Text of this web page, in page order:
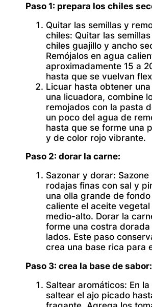
Paso 1: prepara los chiles
Quitar las semillas y
chiles: Quitar las
chiles guajillo y ancho
Remójalos en agua
aproximadamente 15 a
hasta que se vuelvan
Licuar hasta obtener
una licuadora, combine
remojados con la pasta
un poco del agua de
hasta que se forme una
y de color rojo vibrante.
Paso 2: dorar la carne:
Sazonar y dorar:
rodajas finas con sal y
una olla grande de
caliente el aceite
medio-alto. Dorar la
forme una costra
lados. Este paso
crea una base rica para
Paso 3: crea la base de sabor:
Saltear aromáticos: En
saltear el ajo picado